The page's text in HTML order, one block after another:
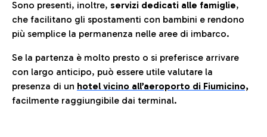
Sono presenti, inoltre, servizi dedicati alle famiglie,
che facilitano gli spostamenti con bambini e rendono
più semplice la permanenza nelle aree di imbarco.
Se la partenza è molto presto o si preferisce arrivare
con largo anticipo, può essere utile valutare la
presenza di un hotel vicino all’aeroporto di Fiumicino,
facilmente raggiungibile dai terminal.